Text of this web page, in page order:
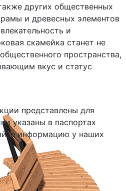
других общественных
и древесных элементов
и
скамейка станет не
пространства,
вкус и статус
представлены для
указаны в паспортах
информацию у наших